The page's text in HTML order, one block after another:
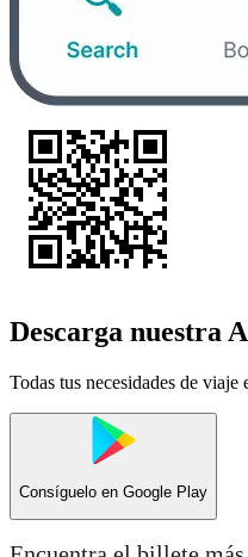
Descarga nuestra
Todas tus necesidades de viaje
Consíguelo en Google Play